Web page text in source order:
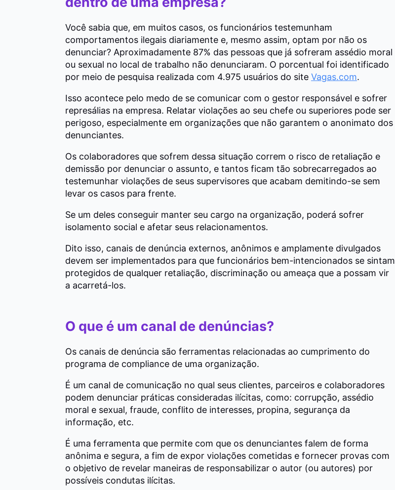
Você sabia que, em muitos casos, os funcionários testemunham
comportamentos ilegais diariamente e, mesmo assim, optam por não os
denunciar? Aproximadamente 87% das pessoas que já sofreram assédio moral
ou sexual no local de trabalho não denunciaram. O porcentual foi identificado
por meio de pesquisa realizada com 4.975 usuários do site Vagas.com.
Isso acontece pelo medo de se comunicar com o gestor responsável e sofrer
represálias na empresa. Relatar violações ao seu chefe ou superiores pode ser
perigoso, especialmente em organizações que não garantem o anonimato dos
denunciantes.
Os colaboradores que sofrem dessa situação correm o risco de retaliação e
demissão por denunciar o assunto, e tantos ficam tão sobrecarregados ao
testemunhar violações de seus supervisores que acabam demitindo-se sem
levar os casos para frente.
Se um deles conseguir manter seu cargo na organização, poderá sofrer
isolamento social e afetar seus relacionamentos.
Dito isso, canais de denúncia externos, anônimos e amplamente divulgados
devem ser implementados para que funcionários bem-intencionados se sintam
protegidos de qualquer retaliação, discriminação ou ameaça que a possam vir
a acarretá-los.
O que é um canal de denúncias?
Os canais de denúncia são ferramentas relacionadas ao cumprimento do
programa de compliance de uma organização.
É um canal de comunicação no qual seus clientes, parceiros e colaboradores
podem denunciar práticas consideradas ilícitas, como: corrupção, assédio
moral e sexual, fraude, conflito de interesses, propina, segurança da
informação, etc.
É uma ferramenta que permite com que os denunciantes falem de forma
anônima e segura, a fim de expor violações cometidas e fornecer provas com
o objetivo de revelar maneiras de responsabilizar o autor (ou autores) por
possíveis condutas ilícitas.